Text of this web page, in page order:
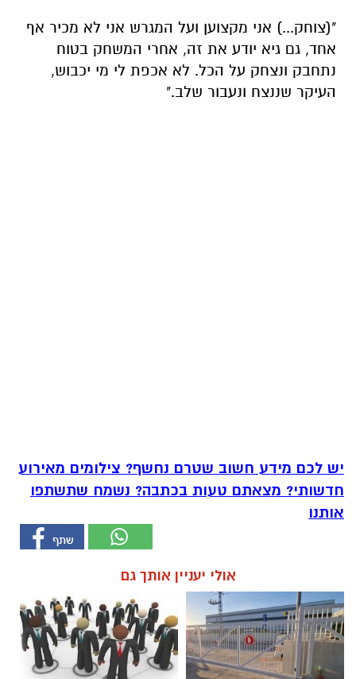
"(צוחק...) אני מקצוען ועל המגרש אני לא מכיר אף
אחד, גם גיא יודע את זה, אחרי המשחק בטוח
נתחבק ונצחק על הכל. לא אכפת לי מי יכבוש,
העיקר שננצח ונעבור שלב."
יש לכם מידע חשוב שטרם נחשף? צילומים מאירוע
חדשותי? מצאתם טעות בכתבה? נשמח שתשתפו
אותנו
אולי יעניין אותך גם